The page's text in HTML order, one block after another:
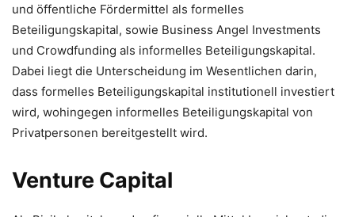
und öffentliche Fördermittel als formelles
Beteiligungskapital, sowie Business Angel Investments
und Crowdfunding als informelles Beteiligungskapital.
Dabei liegt die Unterscheidung im Wesentlichen darin,
dass formelles Beteiligungskapital institutionell investiert
wird, wohingegen informelles Beteiligungskapital von
Privatpersonen bereitgestellt wird.
Venture Capital